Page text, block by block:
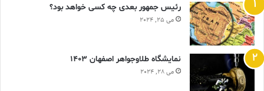
رئیس جمهور بعدی چه کسی خواهد بود؟
می 25, 2024
نمایشگاه طلاوجواهر اصفهان 1403
می 28, 2024